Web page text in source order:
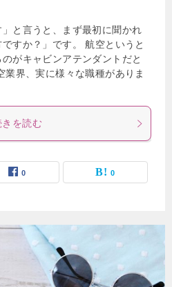
」と言うと、まず最初に聞かれ
すか？」です。 航空というと
がキャビンアテンダントだと
業界、実に様々な職種がありま
きを読む
0 0